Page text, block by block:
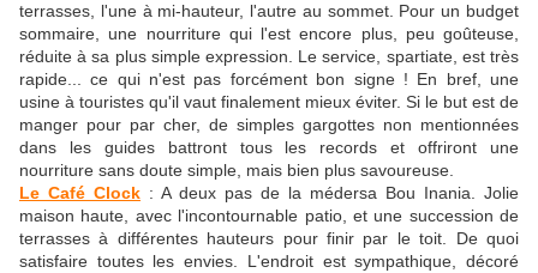
terrasses, l'une à mi-hauteur, l'autre au sommet. Pour un budget
sommaire, une nourriture qui l'est encore plus, peu goûteuse,
réduite à sa plus simple expression. Le service, spartiate, est très
rapide... ce qui n'est pas forcément bon signe ! En bref, une
usine à touristes qu'il vaut finalement mieux éviter. Si le but est de
manger pour par cher, de simples gargottes non mentionnées
dans les guides battront tous les records et offriront une
nourriture sans doute simple, mais bien plus savoureuse.
Le Café Clock : A deux pas de la médersa Bou Inania. Jolie
maison haute, avec l'incontournable patio, et une succession de
terrasses à différentes hauteurs pour finir par le toit. De quoi
satisfaire toutes les envies. L'endroit est sympathique, décoré